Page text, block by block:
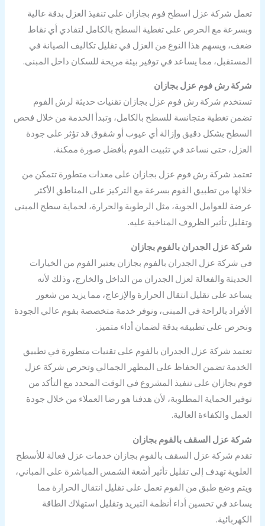
تعمل شركة عزل اسطح فوم بجازان على تنفيذ العزل بدقة عالية
وبسرعة مع الحرص على تغطية السطح بالكامل لتفادي أي نقاط
ضعف، ويسهم هذا النوع من العزل في تقليل تكاليف الصيانة في
المستقبل، مما يساعد في توفير بيئة مريحة للسكان داخل المبنى.
شركة رش فوم عزل بجازان
تستخدم شركة رش فوم عزل بجازان تقنيات حديثة لرش الفوم
تضمن تغطية متجانسة للسطح بالكامل، وتبدأ الخدمة من خلال فحص
السطح بشكل دقيق وإزالة أي عيوب أو شقوق قد تؤثر على جودة
العزل، حتى نساعد في تثبيت الفوم بأفضل صورة ممكنة.
تعتمد شركة رش فوم عزل بجازان على معدات متطورة تتمكن من
خلالها من تطبيق الفوم بسرعة مع التركيز على المناطق الأكثر
عرضة للعوامل الجوية، مثل الرطوبة والحرارة، لحماية سطح المبنى
وتقليل تأثير الظروف المناخية عليه.
شركة عزل الجدران بالفوم بجازان
في شركة عزل الجدران بالفوم بجازان يعتبر الفوم من الخيارات
الحديثة والفعالة لعزل الجدران من الداخل والخارج، وذلك لأنه
يساعد على تقليل انتقال الحرارة والإزعاج، مما يزيد من شعور
الأفراد بالراحة في المبنى، ونوفر خدمة متخصصة بفوم عالي الجودة
ونحرص على تطبيقه بدقة لضمان أداء متميز.
تعتمد شركة عزل الجدران بالفوم على تقنيات متطورة في تطبيق
الخدمة تضمن الحفاظ على المظهر الجمالي وتحرص شركة عزل
فوم بجازان على تنفيذ المشروع في الوقت المحدد مع التأكد من
توفير الحماية المطلوبة، لأن هدفنا هو رضا العملاء من خلال جودة
العمل والكفاءة العالية.
شركة عزل السقف بالفوم بجازان
تقدم شركة عزل السقف بالفوم بجازان خدمات عزل فعالة للأسطح
العلوية تهدف إلى تقليل تأثير أشعة الشمس المباشرة على المباني،
ويتم وضع طبق من الفوم تعمل على تقليل انتقال الحرارة مما
يساعد في تحسين أداء أنظمة التبريد وتقليل استهلاك الطاقة
الكهربائية.